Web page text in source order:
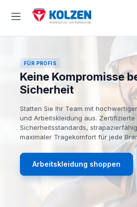
Zum Hauptinhalt springen
FÜR PROFIS
Keine Kompromisse
Sicherheit
Statten Sie Ihr Team mit
und Arbeitskleidung aus. Zertifizierte
Sicherheitsstandards,
maximaler Tragekomfort für jede
Arbeitskleidung shoppen